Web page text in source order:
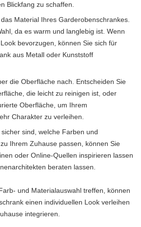
Blickfang zu schaffen.
Material Ihres Garderobenschrankes.
da es warm und langlebig ist. Wenn
bevorzugen, können Sie sich für
aus Metall oder Kunststoff
die Oberfläche nach. Entscheiden Sie
die leicht zu reinigen ist, oder
Oberfläche, um Ihrem
Charakter zu verleihen.
sind, welche Farben und
Ihrem Zuhause passen, können Sie
oder Online-Quellen inspirieren lassen
beraten lassen.
und Materialauswahl treffen, können
einen individuellen Look verleihen
integrieren.